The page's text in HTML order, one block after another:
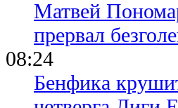
Матвей
прервал
08:24
Бенфика